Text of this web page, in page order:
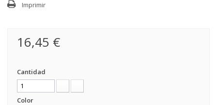
Imprimir
16,45 €
Cantidad
Color